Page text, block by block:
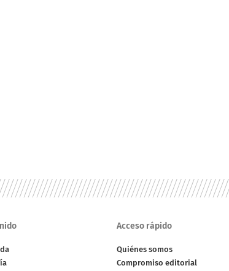
Acceso rápido
Quiénes somos
Compromiso editorial